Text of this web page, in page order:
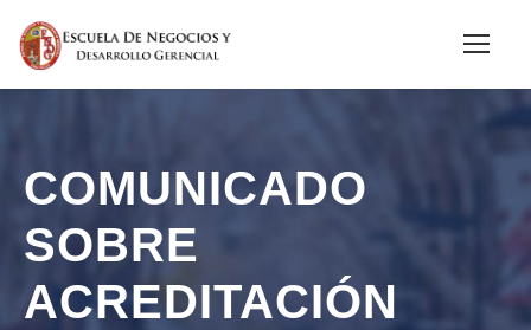
COMUNICADO
SOBRE
ACREDITACIÓN